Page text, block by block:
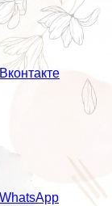
Вконтакте
WhatsApp